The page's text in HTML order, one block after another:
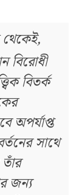
থেকেই,
বিরোধী
বিতর্ক
অপর্যাপ্ত
সাথে
জন্য